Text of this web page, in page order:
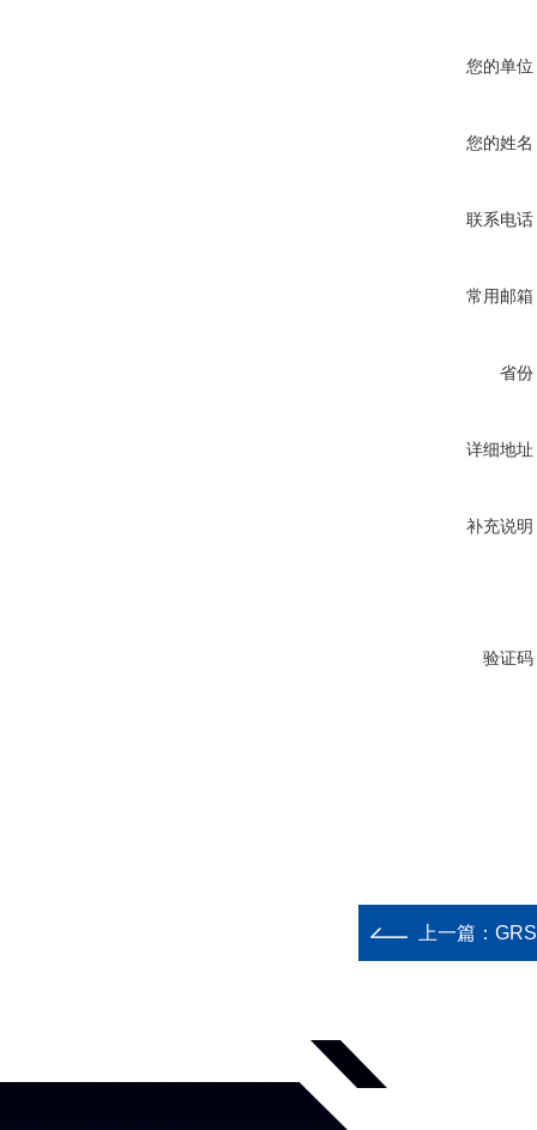
您的单位
您的姓名
联系电话
常用邮箱
省份
详细地址
补充说明
验证码
上一篇：